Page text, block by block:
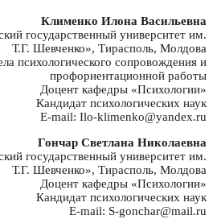
Клименко Илона Васильевна
государственный университет им.
Т.Г. Шевченко», Тирасполь, Молдова
психологического сопровождения и
профориентационной работы
Доцент кафедры «Психологии»
Кандидат психологических наук
E-mail: Ilo-klimenko@yandex.ru
Гончар Светлана Николаевна
государственный университет им.
Т.Г. Шевченко», Тирасполь, Молдова
Доцент кафедры «Психологии»
Кандидат психологических наук
E-mail: S-gonchar@mail.ru